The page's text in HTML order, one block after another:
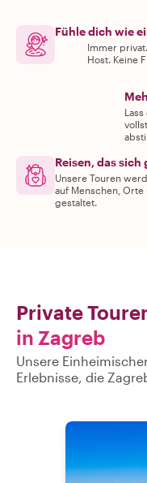
Fühle dich wie
Immer
Host. Keine
Reisen, das
Unsere Touren
auf Menschen, Orte
gestaltet.
Private
in Zagreb
Unsere
Erlebnisse, die